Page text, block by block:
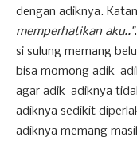
dengan adiknya.
memperhatikan aku.."
si sulung memang
bisa momong adik-
agar adik-adiknya
adiknya sedikit
adiknya memang